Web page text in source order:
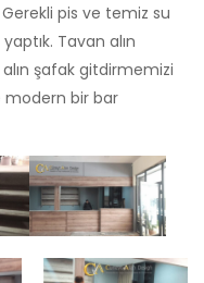
pis ve temiz su
Tavan alın
şafak gitdirmemizi
modern bir bar